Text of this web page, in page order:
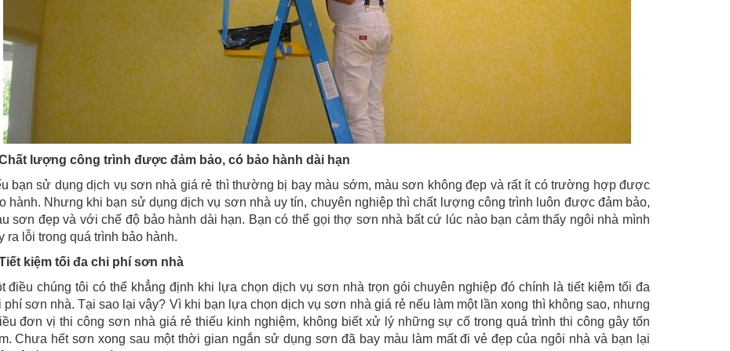
lượng công trình được đảm bảo, có bảo hành dài hạn
bạn sử dụng dịch vụ sơn nhà giá rẻ thì thường bị bay màu sớm, màu sơn không đẹp và rất ít có trường hợp được
hành. Nhưng khi bạn sử dụng dịch vụ sơn nhà uy tín, chuyên nghiệp thì chất lượng công trình luôn được đảm bảo,
sơn đẹp và với chế độ bảo hành dài hạn. Bạn có thể gọi thợ sơn nhà bất cứ lúc nào bạn cảm thấy ngôi nhà mình
ra lỗi trong quá trình bảo hành.
kiệm tối đa chi phí sơn nhà
điều chúng tôi có thể khẳng định khi lựa chọn dịch vụ sơn nhà trọn gói chuyên nghiệp đó chính là tiết kiệm tối đa
phí sơn nhà. Tại sao lại vậy? Vì khi bạn lựa chọn dịch vụ sơn nhà giá rẻ nếu làm một lần xong thì không sao, nhưng
đơn vị thi công sơn nhà giá rẻ thiếu kinh nghiệm, không biết xử lý những sự cố trong quá trình thi công gây tốn
Chưa hết sơn xong sau một thời gian ngắn sử dụng sơn đã bay màu làm mất đi vẻ đẹp của ngôi nhà và bạn lại